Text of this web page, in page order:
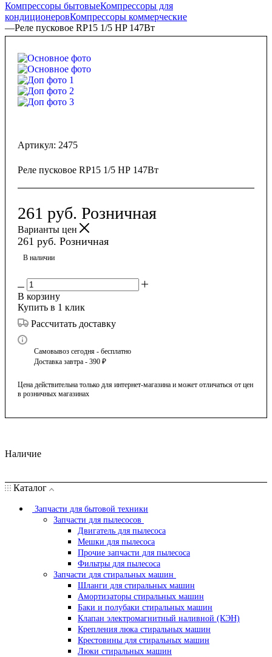
Компрессоры бытовыеКомпрессоры для
кондиционеровКомпрессоры коммерческие
—Реле пусковое RP15 1/5 HP 147Вт
Артикул: 2475
Реле пусковое RP15 1/5 HP 147Вт
261 руб. Розничная
Варианты цен
261 руб. Розничная
В наличии
В корзину
Купить в 1 клик
Рассчитать доставку
Самовывоз сегодня - бесплатно
Доставка завтра - 390 ₽
Цена действительна только для интернет-магазина и может отличаться от цен
в розничных магазинах
Наличие
Каталог
Запчасти для бытовой техники
Запчасти для пылесосов
Двигатель для пылесоса
Мешки для пылесоса
Прочие запчасти для пылесоса
Фильтры для пылесоса
Запчасти для стиральных машин
Шланги для стиральных машин
Амортизаторы стиральных машин
Баки и полубаки стиральных машин
Клапан электромагнитный наливной (КЭН)
Крепления люка стиральных машин
Крестовины для стиральных машин
Люки стиральных машин